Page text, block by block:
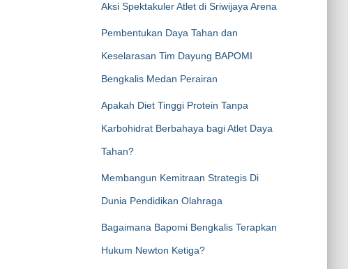
Aksi Spektakuler Atlet di Sriwijaya Arena
Pembentukan Daya Tahan dan
Keselarasan Tim Dayung BAPOMI
Bengkalis Medan Perairan
Apakah Diet Tinggi Protein Tanpa
Karbohidrat Berbahaya bagi Atlet Daya
Tahan?
Membangun Kemitraan Strategis Di
Dunia Pendidikan Olahraga
Bagaimana Bapomi Bengkalis Terapkan
Hukum Newton Ketiga?